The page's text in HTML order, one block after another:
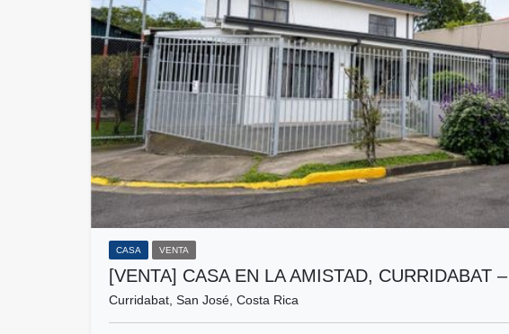
CASA VENTA
[VENTA] CASA EN LA AMISTAD, CURRIDABAT
Curridabat, San José, Costa Rica